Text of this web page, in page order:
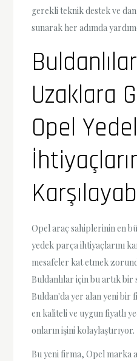
gerekli teknik destek ve
sunarak her adımda
Uzaklara
Opel
Opel araç sahiplerinin en
yedek parça ihtiyaçlarını
mesafeler kat etmek
Buldanlılar için bu artık bir
Buldan'da yer alan yeni bir
en kaliteli ve uygun fiyatlı
onların işini kolaylaştırıyor.
Bu yeni firma, Opel marka